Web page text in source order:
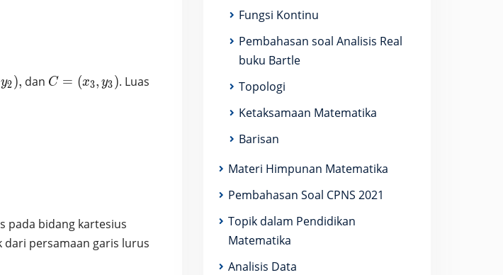
x_2)^2 + (y_1 – y_2)^2}.
y2), dan C=
C = (x3, y3). Luas
det \left( \begin{matrix} 1 & 1 & 1 \\ x_1 & x_2 & x_3 \\ y_1 & y_2 & y_3
pada bidang kartesius
persamaan garis lurus
Fungsi Kontinu
Pembahasan soal Analisis Real
buku Bartle
Topologi
Ketaksamaan Matematika
Barisan
Materi Himpunan Matematika
Pembahasan Soal CPNS 2021
Topik dalam Pendidikan
Matematika
Analisis Data